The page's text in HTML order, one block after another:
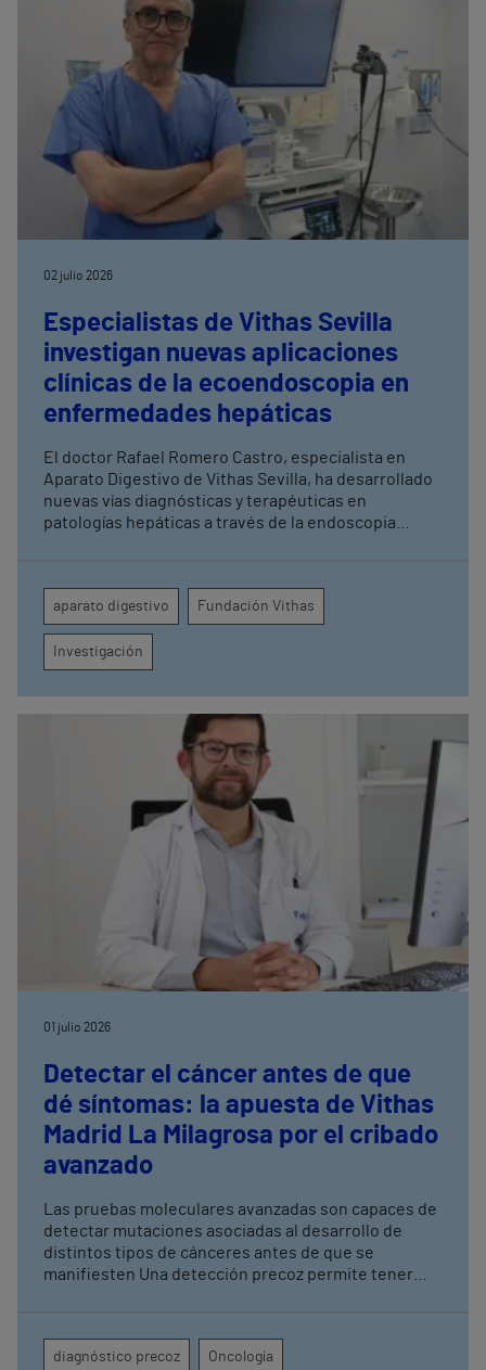
02 julio 2026
Especialistas de Vithas Sevilla
investigan nuevas aplicaciones
clínicas de la ecoendoscopia en
enfermedades hepáticas
El doctor Rafael Romero Castro, especialista en
Aparato Digestivo de Vithas Sevilla, ha desarrollado
nuevas vías diagnósticas y terapéuticas en
patologías hepáticas a través de la endoscopia
endohepatología, que reúne diversos
procedimientos endoscópicos avanzados aplicados
a los pacientes con enfermedades hepáticas
aparato digestivo Fundación Vithas
Investigación
01 julio 2026
Detectar el cáncer antes de que
dé síntomas: la apuesta de Vithas
Madrid La Milagrosa por el cribado
avanzado
Las pruebas moleculares avanzadas son capaces de
detectar mutaciones asociadas al desarrollo de
distintos tipos de cánceres antes de que se
manifiesten Una detección precoz permite tener
agresivos
diagnóstico precoz Oncología